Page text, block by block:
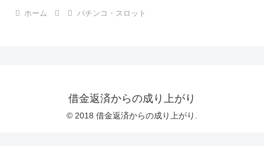
ホーム パチンコ・スロット
借金返済からの成り上がり
© 2018 借金返済からの成り上がり.